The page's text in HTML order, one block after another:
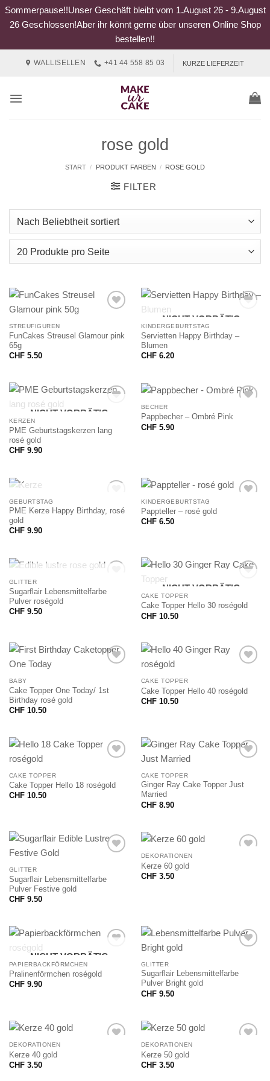
Sommerpause!!Unser Geschäft bleibt vom 1.August 26 - 9.August
26 Geschlossen!Aber ihr könnt gerne über unseren Online Shop
bestellen!!
WALLISELLEN +41 44 558 85 03 KURZE LIEFERZEIT
rose gold
START / PRODUKT FARBEN / ROSE GOLD
FILTER
STREUFIGUREN
FunCakes Streusel Glamour pink
65g
CHF5.50
NICHT VORRÄTIG
KINDERGEBURTSTAG
Servietten Happy Birthday –
Blumen
CHF6.20
NICHT VORRÄTIG
KERZEN
PME Geburtstagskerzen lang
rosé gold
CHF9.90
BECHER
Pappbecher – Ombré Pink
CHF5.90
NICHT VORRÄTIG
GEBURTSTAG
PME Kerze Happy Birthday, rosé
gold
CHF9.90
KINDERGEBURTSTAG
Pappteller – rosé gold
CHF6.50
NICHT VORRÄTIG
GLITTER
Sugarflair Lebensmittelfarbe
Pulver roségold
CHF9.50
NICHT VORRÄTIG
CAKE TOPPER
Cake Topper Hello 30 roségold
CHF10.50
BABY
Cake Topper One Today/ 1st
Birthday rosé gold
CHF10.50
CAKE TOPPER
Cake Topper Hello 40 roségold
CHF10.50
CAKE TOPPER
Cake Topper Hello 18 roségold
CHF10.50
CAKE TOPPER
Ginger Ray Cake Topper Just
Married
CHF8.90
GLITTER
Sugarflair Lebensmittelfarbe
Pulver Festive gold
CHF9.50
DEKORATIONEN
Kerze 60 gold
CHF3.50
NICHT VORRÄTIG
PAPIERBACKFÖRMCHEN
Pralinenförmchen roségold
CHF9.90
GLITTER
Sugarflair Lebensmittelfarbe
Pulver Bright gold
CHF9.50
DEKORATIONEN
Kerze 40 gold
CHF3.50
DEKORATIONEN
Kerze 50 gold
CHF3.50